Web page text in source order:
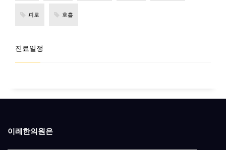
피로 호흡
진료일정
이레한의원은